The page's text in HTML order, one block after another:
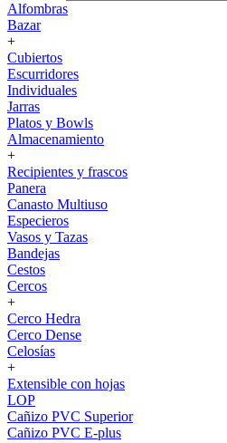
Alfombras
Bazar
+
Cubiertos
Escurridores
Individuales
Jarras
Platos y Bowls
Almacenamiento
+
Recipientes y frascos
Panera
Canasto Multiuso
Especieros
Vasos y Tazas
Bandejas
Cestos
Cercos
+
Cerco Hedra
Cerco Dense
Celosías
+
Extensible con hojas
LOP
Cañizo PVC Superior
Cañizo PVC E-plus